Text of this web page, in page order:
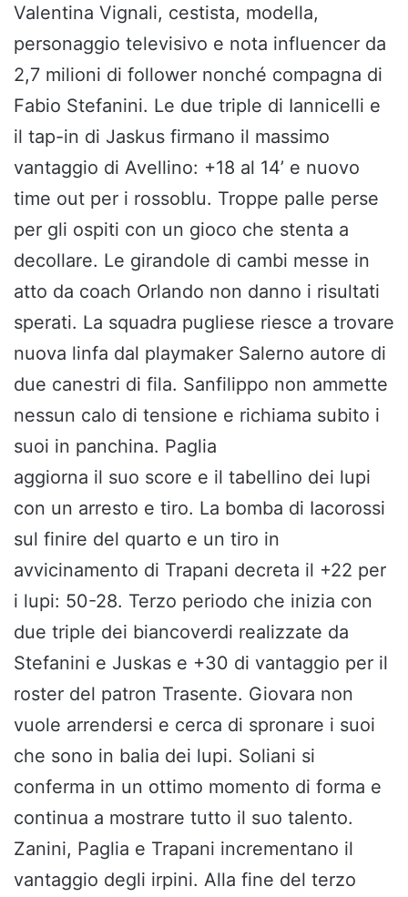
Valentina Vignali, cestista, modella,
personaggio televisivo e nota influencer da
2,7 milioni di follower nonché compagna di
Fabio Stefanini. Le due triple di Iannicelli e
il tap-in di Jaskus firmano il massimo
vantaggio di Avellino: +18 al 14’ e nuovo
time out per i rossoblu. Troppe palle perse
per gli ospiti con un gioco che stenta a
decollare. Le girandole di cambi messe in
atto da coach Orlando non danno i risultati
sperati. La squadra pugliese riesce a trovare
nuova linfa dal playmaker Salerno autore di
due canestri di fila. Sanfilippo non ammette
nessun calo di tensione e richiama subito i
suoi in panchina. Paglia
aggiorna il suo score e il tabellino dei lupi
con un arresto e tiro. La bomba di Iacorossi
sul finire del quarto e un tiro in
avvicinamento di Trapani decreta il +22 per
i lupi: 50-28. Terzo periodo che inizia con
due triple dei biancoverdi realizzate da
Stefanini e Juskas e +30 di vantaggio per il
roster del patron Trasente. Giovara non
vuole arrendersi e cerca di spronare i suoi
che sono in balia dei lupi. Soliani si
conferma in un ottimo momento di forma e
continua a mostrare tutto il suo talento.
Zanini, Paglia e Trapani incrementano il
vantaggio degli irpini. Alla fine del terzo